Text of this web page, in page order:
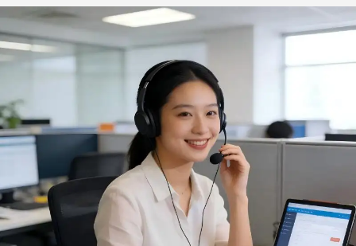
pastabørste. OEM- og
ODM-børste til
oliepåsmejring
silikonehandsker til
varmebestandig brug i
ovn